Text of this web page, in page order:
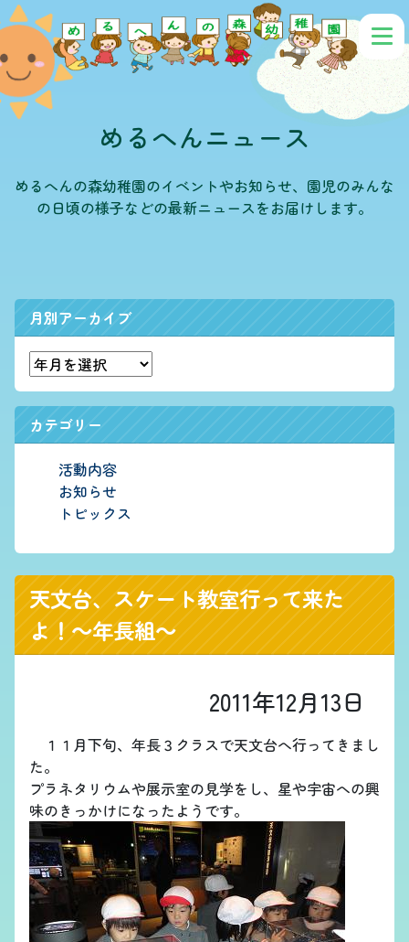
めるへんニュース
めるへんの森幼稚園のイベントやお知らせ、園児のみんな
の日頃の様子などの最新ニュースをお届けします。
月別アーカイブ
カテゴリー
活動内容
お知らせ
トピックス
天文台、スケート教室行って来た
よ！～年長組～
2011年12月13日
１１月下旬、年長３クラスで天文台へ行ってきまし
た。
プラネタリウムや展示室の見学をし、星や宇宙への興
味のきっかけになったようです。